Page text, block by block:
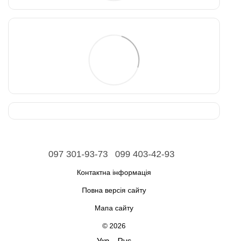
097 301-93-73 099 403-42-93
Контактна інформація
Повна версія сайту
Мапа сайту
© 2026